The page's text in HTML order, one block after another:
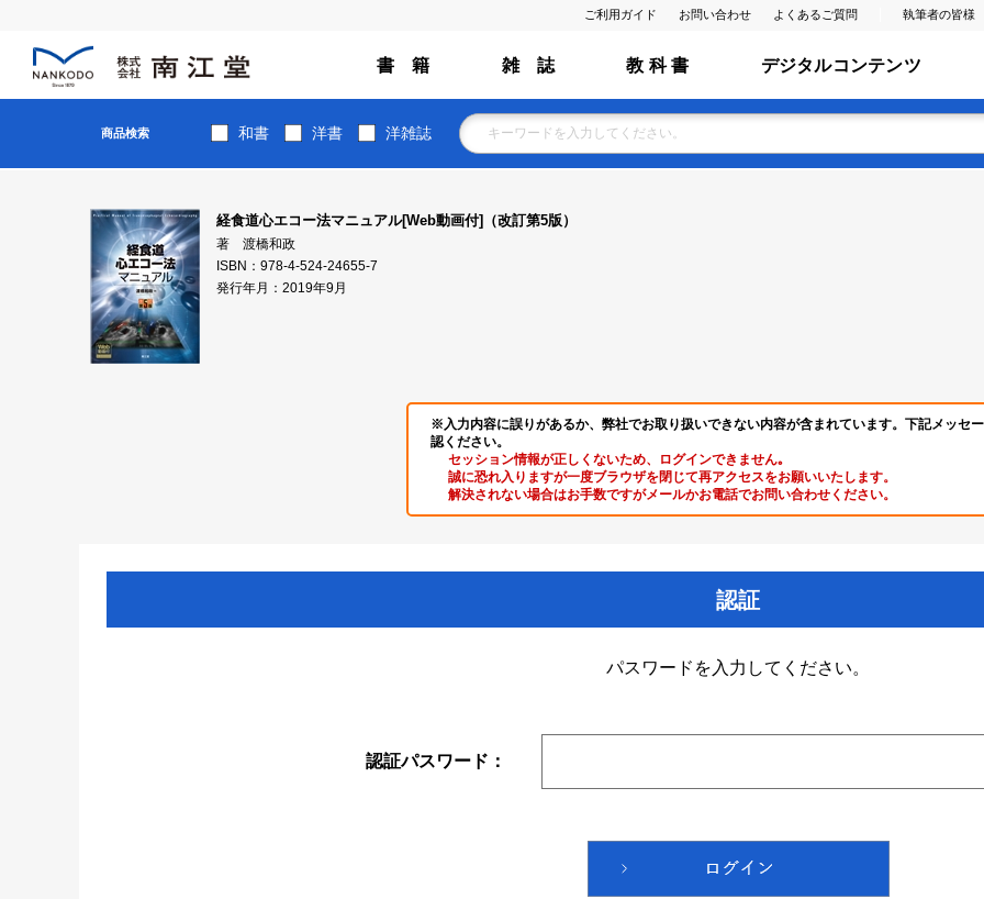
ご利用ガイド お問い合わせ よくあるご質問 執筆者の皆様
書 籍 雑 誌 教 科 書 デジタルコンテンツ
商品検索 和書 洋書 洋雑誌
経食道心エコー法マニュアル[Web動画付]（改訂第5版）
著 渡橋和政
ISBN：978-4-524-24655-7
発行年月：2019年9月
※入力内容に誤りがあるか、弊社でお取り扱いできない内容が含まれています。下記メッセ
認ください。
セッション情報が正しくないため、ログインできません｡
誠に恐れ入りますが一度ブラウザを閉じて再アクセスをお願いいたします。
解決されない場合はお手数ですがメールかお電話でお問い合わせください。
認証
パスワードを入力してください。
認証パスワード：